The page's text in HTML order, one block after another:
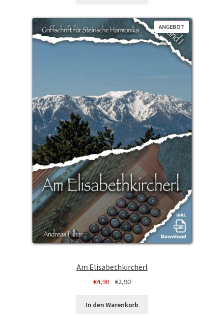
ANGEBOTPRODUKT
IM
ANGEBOT
Am Elisabethkircherl
€4,90
Ursprünglicher
war:
€2,90Aktueller
ist:
In den Warenkorb